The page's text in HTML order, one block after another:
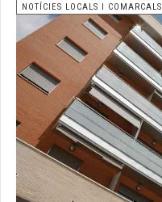
NOTÍCIES LOCALS I COMARCALS